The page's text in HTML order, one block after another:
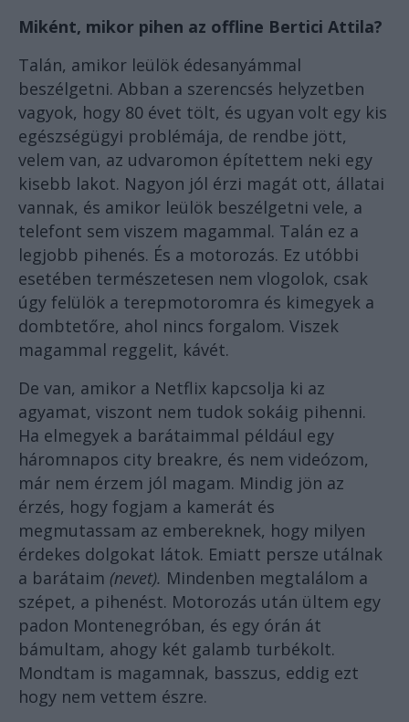
Miként, mikor pihen az offline Bertici Attila?
Talán, amikor leülök édesanyámmal
beszélgetni. Abban a szerencsés helyzetben
vagyok, hogy 80 évet tölt, és ugyan volt egy kis
egészségügyi problémája, de rendbe jött,
velem van, az udvaromon építettem neki egy
kisebb lakot. Nagyon jól érzi magát ott, állatai
vannak, és amikor leülök beszélgetni vele, a
telefont sem viszem magammal. Talán ez a
legjobb pihenés. És a motorozás. Ez utóbbi
esetében természetesen nem vlogolok, csak
úgy felülök a terepmotoromra és kimegyek a
dombtetőre, ahol nincs forgalom. Viszek
magammal reggelit, kávét.
De van, amikor a Netflix kapcsolja ki az
agyamat, viszont nem tudok sokáig pihenni.
Ha elmegyek a barátaimmal például egy
háromnapos city breakre, és nem videózom,
már nem érzem jól magam. Mindig jön az
érzés, hogy fogjam a kamerát és
megmutassam az embereknek, hogy milyen
érdekes dolgokat látok. Emiatt persze utálnak
a barátaim (nevet). Mindenben megtalálom a
szépet, a pihenést. Motorozás után ültem egy
padon Montenegróban, és egy órán át
bámultam, ahogy két galamb turbékolt.
Mondtam is magamnak, basszus, eddig ezt
hogy nem vettem észre.